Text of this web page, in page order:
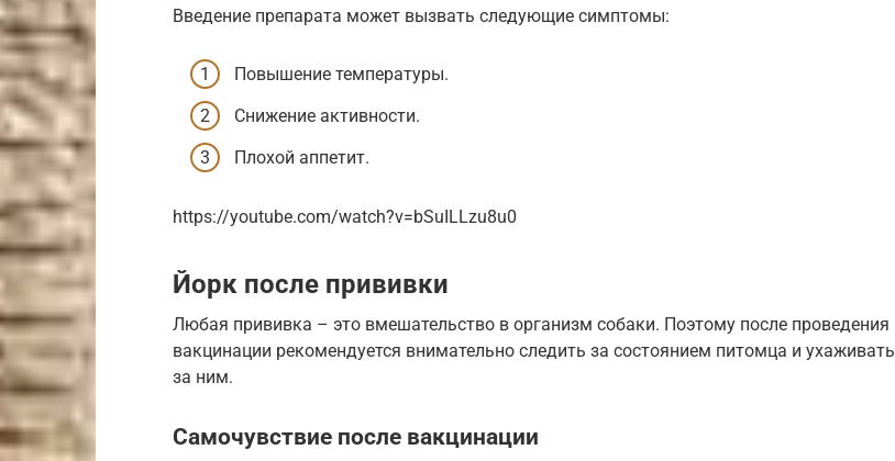
Введение препарата может вызвать следующие симптомы:
Повышение температуры.
Снижение активности.
Плохой аппетит.
https://youtube.com/watch?v=bSuILLzu8u0
Йорк после прививки
Любая прививка – это вмешательство в организм собаки. Поэтому после проведения
вакцинации рекомендуется внимательно следить за состоянием питомца и ухаживать
за ним.
Самочувствие после вакцинации